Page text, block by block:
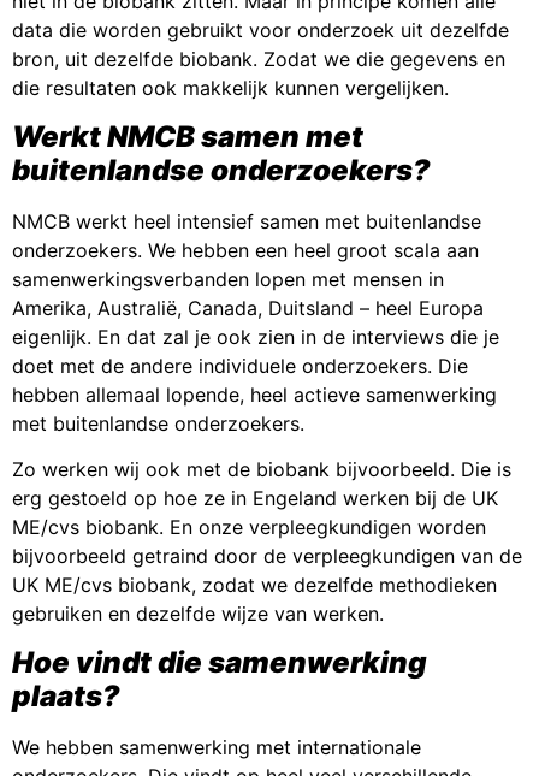
data die worden gebruikt voor onderzoek uit dezelfde
bron, uit dezelfde biobank. Zodat we die gegevens en
die resultaten ook makkelijk kunnen vergelijken.
Werkt NMCB samen met
buitenlandse onderzoekers?
NMCB werkt heel intensief samen met buitenlandse
onderzoekers. We hebben een heel groot scala aan
samenwerkingsverbanden lopen met mensen in
Amerika, Australië, Canada, Duitsland – heel Europa
eigenlijk. En dat zal je ook zien in de interviews die je
doet met de andere individuele onderzoekers. Die
hebben allemaal lopende, heel actieve samenwerking
met buitenlandse onderzoekers.
Zo werken wij ook met de biobank bijvoorbeeld. Die is
erg gestoeld op hoe ze in Engeland werken bij de UK
ME/cvs biobank. En onze verpleegkundigen worden
bijvoorbeeld getraind door de verpleegkundigen van de
UK ME/cvs biobank, zodat we dezelfde methodieken
gebruiken en dezelfde wijze van werken.
Hoe vindt die samenwerking
plaats?
We hebben samenwerking met internationale